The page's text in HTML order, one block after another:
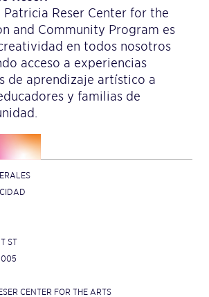
Patricia Reser Center for the
and Community Program es
en todos nosotros
acceso a experiencias
de aprendizaje artístico a
y familias de
ST
CENTER FOR THE ARTS